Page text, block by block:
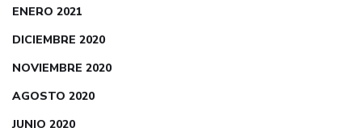
ENERO 2021
DICIEMBRE 2020
NOVIEMBRE 2020
AGOSTO 2020
JUNIO 2020